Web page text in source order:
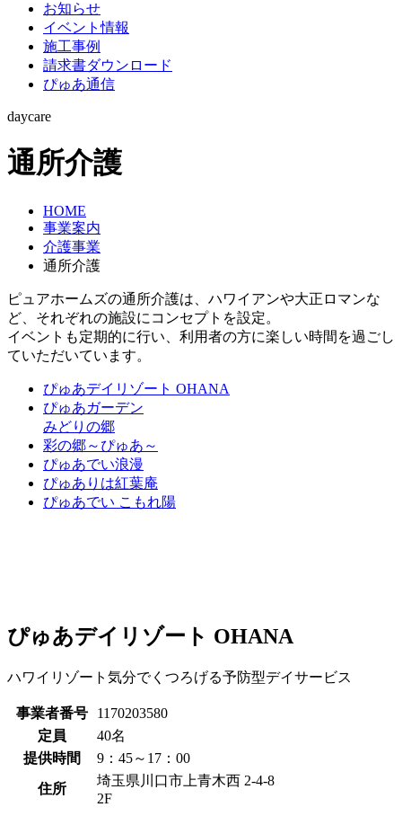
お知らせ
イベント情報
施工事例
請求書ダウンロード
ぴゅあ通信
daycare
通所介護
HOME
事業案内
介護事業
通所介護
ピュアホームズの通所介護は、ハワイアンや大正ロマンな
ど、それぞれの施設にコンセプトを設定。
イベントも定期的に行い、利用者の方に楽しい時間を過ごし
ていただいています。
ぴゅあデイリゾート OHANA
ぴゅあガーデン
みどりの郷
彩の郷～ぴゅあ～
ぴゅあでい浪漫
ぴゅありは紅葉庵
ぴゅあでい こもれ陽
ぴゅあデイリゾート OHANA
ハワイリゾート気分でくつろげる予防型デイサービス
事業者番号
1170203580
定員
40名
提供時間
9：45～17：00
住所
埼玉県川口市上青木西 2-4-8
2F